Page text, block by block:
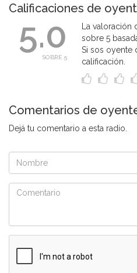
Calificaciones de
5.0
SOBRE 5
La valoración
sobre 5
Si sos oyente
calificación.
Comentarios de
Dejá tu comentario a esta radio.